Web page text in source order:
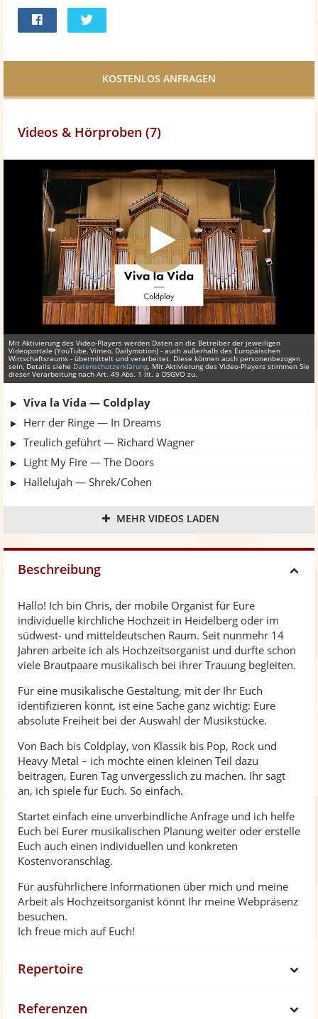
Facebook
Videos & Hörproben (7)
Mit Aktivierung des Video-Players werden Daten an die Betreiber der jeweiligen
Videoportale (YouTube, Vimeo, Dailymotion) - auch außerhalb des Europäischen
Wirtschaftsraums - übermittelt und verarbeitet. Diese können auch personenbezogen
sein, Details siehe Datenschutzerklärung. Mit Aktivierung des Video-Players stimmen Sie
dieser Verarbeitung nach Art. 49 Abs. 1 lit. a DSGVO zu.
Viva la Vida — Coldplay
Herr der Ringe — In Dreams
Treulich geführt — Richard Wagner
Light My Fire — The Doors
Hallelujah — Shrek/Cohen
Hochzeitsmarsch — Felix Mendelssohn Bartholdy
MEHR VIDEOS LADEN
Beschreibung
Hallo! Ich bin Chris, der mobile Organist für Eure
individuelle kirchliche Hochzeit in Heidelberg oder im
südwest- und mitteldeutschen Raum. Seit nunmehr 14
Jahren arbeite ich als Hochzeitsorganist und durfte schon
viele Brautpaare musikalisch bei ihrer Trauung begleiten.
Für eine musikalische Gestaltung, mit der Ihr Euch
identifizieren könnt, ist eine Sache ganz wichtig: Eure
absolute Freiheit bei der Auswahl der Musikstücke.
Von Bach bis Coldplay, von Klassik bis Pop, Rock und
Heavy Metal – ich möchte einen kleinen Teil dazu
beitragen, Euren Tag unvergesslich zu machen. Ihr sagt
an, ich spiele für Euch. So einfach.
Startet einfach eine unverbindliche Anfrage und ich helfe
Euch bei Eurer musikalischen Planung weiter oder erstelle
Euch auch einen individuellen und konkreten
Kostenvoranschlag.
Für ausführlichere Informationen über mich und meine
Arbeit als Hochzeitsorganist könnt Ihr meine Webpräsenz
besuchen.
Ich freue mich auf Euch!
Repertoire
Referenzen